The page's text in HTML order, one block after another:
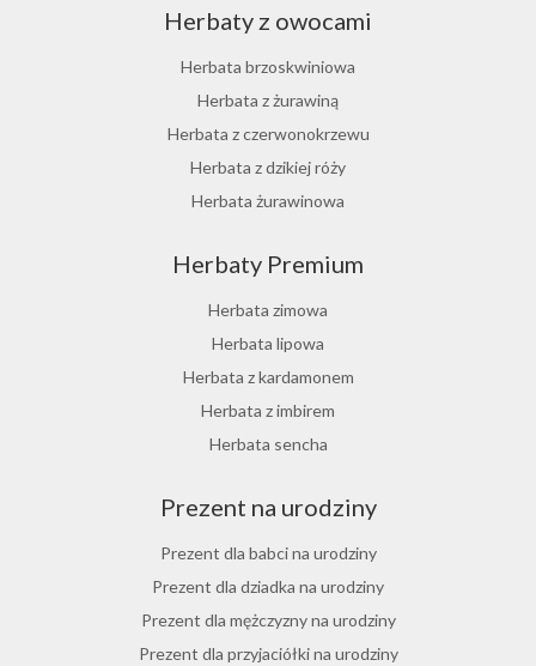
Herbaty z owocami
Herbata brzoskwiniowa
Herbata z żurawiną
Herbata z czerwonokrzewu
Herbata z dzikiej róży
Herbata żurawinowa
Ostrokrzew paragwajski
Hibiskus herbata
Herbata różana
Herbata z lukrecji
Herbata z rokitnika
Herbata jesienna
Herbaty Premium
Herbata zimowa
Herbata lipowa
Herbata z kardamonem
Herbata z imbirem
Herbata sencha
Herbata jaśminowa
Herbata jasminowa
Herbata rumiankowa
Koper włoski herbata
Herbata z goździkami
Prezent na urodziny
Prezent dla babci na urodziny
Prezent dla dziadka na urodziny
Prezent dla mężczyzny na urodziny
Prezent dla przyjaciółki na urodziny